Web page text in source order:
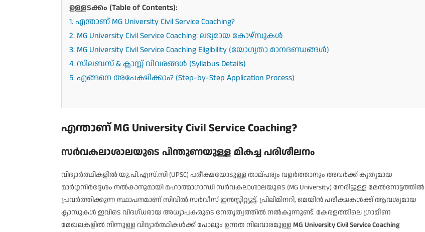
ഉള്ളടക്കം (Table of Contents):
1. എന്താണ് MG University Civil Service Coaching?
2. MG University Civil Service Coaching: ലഭ്യമായ കോഴ്സുകൾ
3. MG University Civil Service Coaching Eligibility (യോഗ്യതാ മാനദണ്ഡങ്ങൾ)
4. സിലബസ് & ക്ലാസ്സ് വിവരങ്ങൾ (Syllabus Details)
5. എങ്ങനെ അപേക്ഷിക്കാം? (Step-by-Step Application Process)
എന്താണ് MG University Civil Service Coaching?
സർവകലാശാലയുടെ പിന്തുണയുള്ള മികച്ച പരിശീലനം
വിദ്യാർത്ഥികളിൽ യു.പി.എസ്.സി (UPSC) പരീക്ഷയോടുള്ള താല്പര്യം വളർത്താനും അവർക്ക് കൃത്യമായ
മാർഗ്ഗനിർദ്ദേശം നൽകാനുമായി മഹാത്മാഗാന്ധി സർവകലാശാലയുടെ (MG University) നേരിട്ടുള്ള മേൽനോട്ടത്തിൽ
പ്രവർത്തിക്കുന്ന സ്ഥാപനമാണ് സിവിൽ സർവീസ് ഇൻസ്റ്റിറ്റ്യൂട്ട്. പ്രിലിമിനറി, മെയിൻ പരീക്ഷകൾക്ക് ആവശ്യമായ
ക്ലാസുകൾ ഇവിടെ വിദഗ്ധരായ അധ്യാപകരുടെ നേതൃത്വത്തിൽ നൽകുന്നുണ്ട്. കേരളത്തിലെ ഗ്രാമീണ
മേഖലകളിൽ നിന്നുള്ള വിദ്യാർത്ഥികൾക്ക് പോലും ഉന്നത നിലവാരമുള്ള MG University Civil Service Coaching